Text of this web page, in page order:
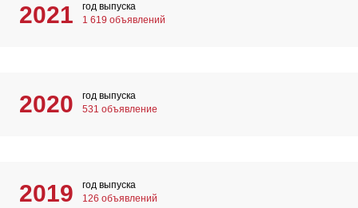
2021
год выпуска
1 619 объявлений
2020
год выпуска
531 объявление
2019
год выпуска
126 объявлений